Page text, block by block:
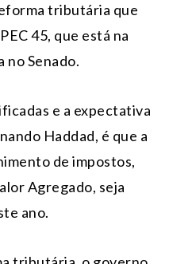
tributária que
45, que está na
no Senado.
e a expectativa
Haddad, é que a
de impostos,
Agregado, seja
ano.